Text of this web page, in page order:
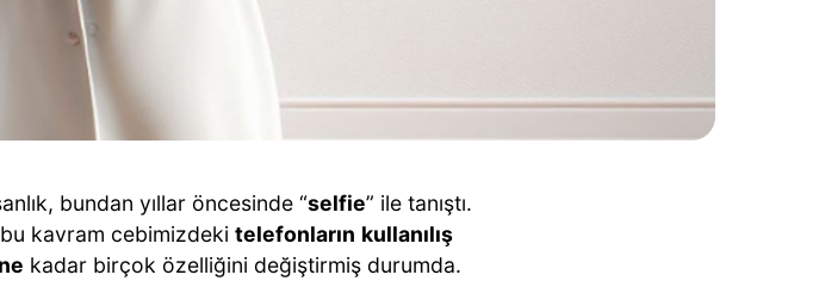
bundan yıllar öncesinde “selfie” ile tanıştı.
kavram cebimizdeki telefonların kullanılış
kadar birçok özelliğini değiştirmiş durumda.